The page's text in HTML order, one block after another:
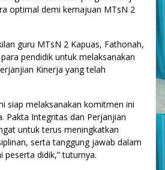
optimal demi kemajuan MTsN 2
guru MTsN 2 Kapuas, Fathonah,
pendidik untuk melaksanakan
Kinerja yang telah
siap melaksanakan komitmen ini
Pakta Integritas dan Perjanjian
untuk terus meningkatkan
serta tanggung jawab dalam
peserta didik,” tuturnya.